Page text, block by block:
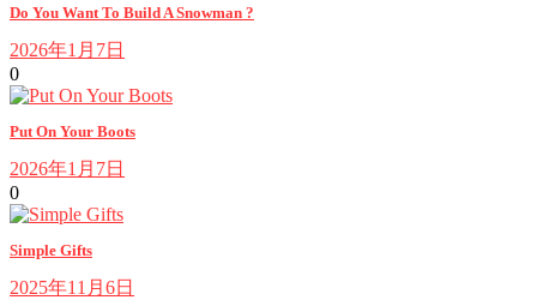
Do You Want To Build A Snowman ?
2026年1月7日
0
Put On Your Boots
2026年1月7日
0
Simple Gifts
2025年11月6日